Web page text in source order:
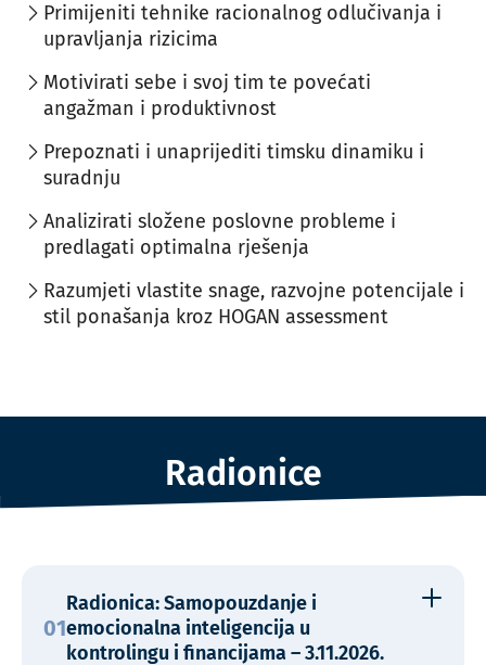
Primijeniti tehnike racionalnog odlučivanja i
upravljanja rizicima
Motivirati sebe i svoj tim te povećati
angažman i produktivnost
Prepoznati i unaprijediti timsku dinamiku i
suradnju
Analizirati složene poslovne probleme i
predlagati optimalna rješenja
Razumjeti vlastite snage, razvojne potencijale i
stil ponašanja kroz HOGAN assessment
Radionice
01
Radionica: Samopouzdanje i
emocionalna inteligencija u
kontrolingu i financijama – 3.11.2026.